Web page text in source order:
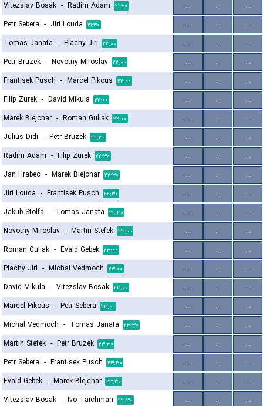
Vitezslav Bosak - Radim Adam ۲۱:۳۰ ... ...
...
Petr Sebera - Jiri Louda ۲۱:۳۰ ... ...
...
Tomas Janata - Plachy Jiri ۲۲:۰۰ ... ...
...
Petr Bruzek - Novotny Miroslav ۲۲:۰۰ ... ...
...
Frantisek Pusch - Marcel Pikous ۲۲:۰۰ ... ...
...
Filip Zurek - David Mikula ۲۲:۰۰ ... ...
...
Marek Blejchar - Roman Guliak ۲۲:۰۰ ... ...
...
Julius Didi - Petr Bruzek ۲۲:۳۰ ... ...
...
Radim Adam - Filip Zurek ۲۲:۳۰ ... ...
...
Jan Hrabec - Marek Blejchar ۲۲:۳۰ ... ...
...
Jiri Louda - Frantisek Pusch ۲۲:۳۰ ... ...
...
Jakub Stolfa - Tomas Janata ۲۲:۳۰ ... ...
...
Novotny Miroslav - Martin Stefek ۲۳:۰۰ ... ...
...
Roman Guliak - Evald Gebek ۲۳:۰۰ ... ...
...
Plachy Jiri - Michal Vedmoch ۲۳:۰۰ ... ...
...
David Mikula - Vitezslav Bosak ۲۳:۰۰ ... ...
...
Marcel Pikous - Petr Sebera ۲۳:۰۰ ... ...
...
Michal Vedmoch - Tomas Janata ۲۳:۳۰ ... ...
...
Martin Stefek - Petr Bruzek ۲۳:۳۰ ... ...
...
Petr Sebera - Frantisek Pusch ۲۳:۳۰ ... ...
...
Evald Gebek - Marek Blejchar ۲۳:۳۰ ... ...
...
Vitezslav Bosak - Ivo Taichman ۲۳:۳۰ ... ...
...